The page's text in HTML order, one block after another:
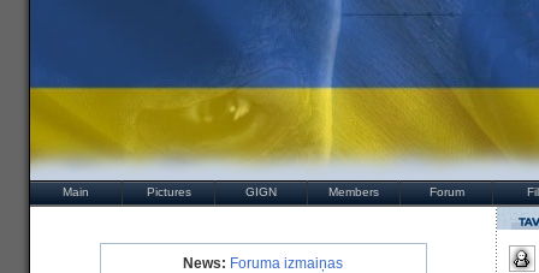
Main Pictures GIGN Members Forum
News: Foruma izmaiņas